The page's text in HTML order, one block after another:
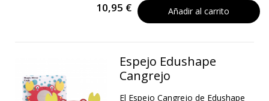
10,95 € Añadir al carrito
Espejo Edushape
Cangrejo
El Espejo Cangrejo de Edushape